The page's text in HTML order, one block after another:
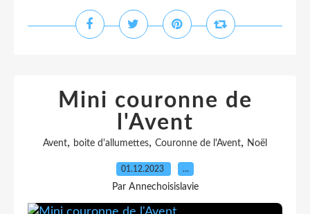
Mini couronne de
l'Avent
Avent, boite d'allumettes, Couronne de l'Avent, Noël
01.12.2023 …
Par Annechoisislavie